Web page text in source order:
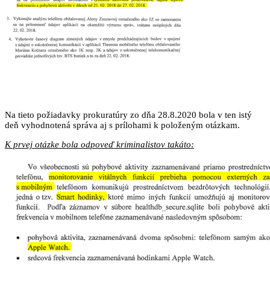
Na tieto požiadavky prokuratúry zo dňa 28.8.2020 bola v ten istý
deň vyhodnotená správa aj s prílohami k položeným otázkam.
K prvej otázke bola odpoveď kriminalistov takáto: